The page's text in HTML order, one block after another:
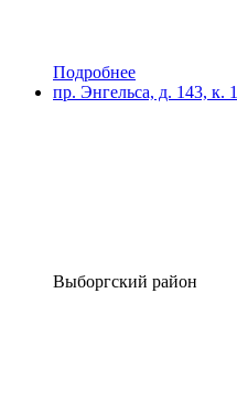
Подробнее
пр. Энгельса, д. 143, к. 1
Выборгский район